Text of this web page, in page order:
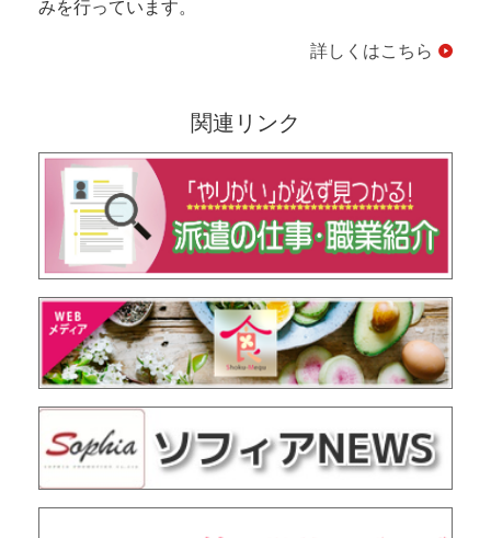
みを行っています。
詳しくはこちら
関連リンク